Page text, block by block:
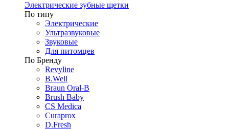
Электрические зубные щетки
По типу
Электрические
Ультразвуковые
Звуковые
Для питомцев
По Бренду
Revyline
B.Well
Braun Oral-B
Brush Baby
CS Medica
Curaprox
D.Fresh